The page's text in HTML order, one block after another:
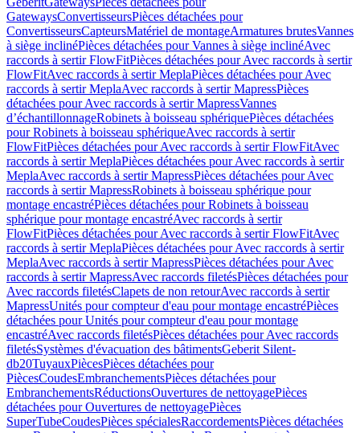
GatewaysConvertisseursPièces détachées pour
ConvertisseursCapteursMatériel de montageArmatures brutesVannes
à siège inclinéPièces détachées pour Vannes à siège inclinéAvec
raccords à sertir FlowFitPièces détachées pour Avec raccords à sertir
FlowFitAvec raccords à sertir MeplaPièces détachées pour Avec
raccords à sertir MeplaAvec raccords à sertir MapressPièces
détachées pour Avec raccords à sertir MapressVannes
d’échantillonnageRobinets à boisseau sphériquePièces détachées
pour Robinets à boisseau sphériqueAvec raccords à sertir
FlowFitPièces détachées pour Avec raccords à sertir FlowFitAvec
raccords à sertir MeplaPièces détachées pour Avec raccords à sertir
MeplaAvec raccords à sertir MapressPièces détachées pour Avec
raccords à sertir MapressRobinets à boisseau sphérique pour
montage encastréPièces détachées pour Robinets à boisseau
sphérique pour montage encastréAvec raccords à sertir
FlowFitPièces détachées pour Avec raccords à sertir FlowFitAvec
raccords à sertir MeplaPièces détachées pour Avec raccords à sertir
MeplaAvec raccords à sertir MapressPièces détachées pour Avec
raccords à sertir MapressAvec raccords filetésPièces détachées pour
Avec raccords filetésClapets de non retourAvec raccords à sertir
MapressUnités pour compteur d'eau pour montage encastréPièces
détachées pour Unités pour compteur d'eau pour montage
encastréAvec raccords filetésPièces détachées pour Avec raccords
filetésSystèmes d'évacuation des bâtimentsGeberit Silent-
db20TuyauxPiècesPièces détachées pour
PiècesCoudesEmbranchementsPièces détachées pour
EmbranchementsRéductionsOuvertures de nettoyagePièces
détachées pour Ouvertures de nettoyagePièces
SuperTubeCoudesPièces spécialesRaccordementsPièces détachées